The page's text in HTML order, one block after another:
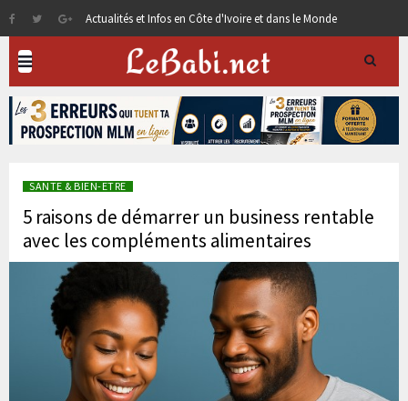
Actualités et Infos en Côte d'Ivoire et dans le Monde
SANTE & BIEN-ETRE
5 raisons de démarrer un business rentable
avec les compléments alimentaires